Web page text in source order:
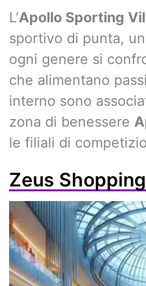
L’Apollo Sporting
sportivo di punta,
ogni genere si
che alimentano
interno sono
zona di benessere
le filiali di
Zeus